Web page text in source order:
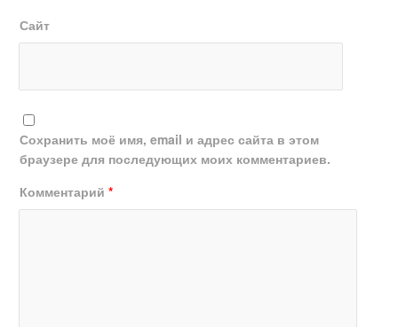
Сайт
Сохранить моё имя, email и адрес сайта в этом
браузере для последующих моих комментариев.
Комментарий*